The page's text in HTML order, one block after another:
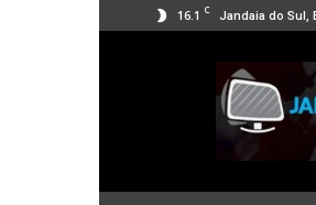
16.1 C Jandaia do Sul,
Jandaia
Online